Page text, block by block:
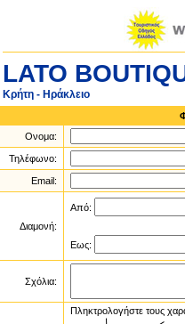
LATO
Κρήτη - Ηράκλειο
Ονομα:
Τηλέφωνο:
Email:
Διαμονή:
Από:
Εως:
Σχόλια:
Πληκτρολογήστε τους